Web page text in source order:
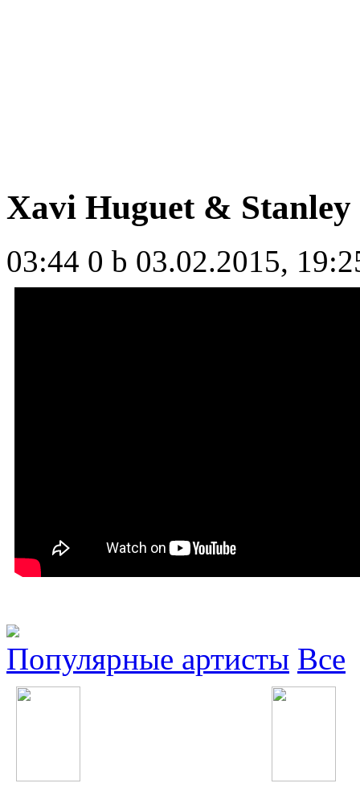
Xavi Huguet &
03:44 0 b 03.02.2015,
Популярные артисты Все